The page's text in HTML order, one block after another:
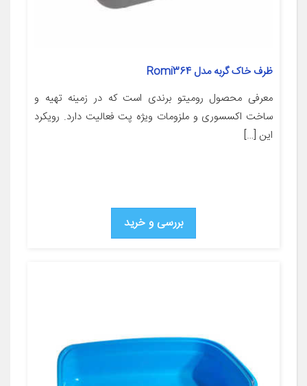
ظرف خاک گربه مدل Romi364
معرفی محصول رومیتو برندی است که در زمینه تهیه و
ساخت اکسسوری و ملزومات ویژه پت فعالیت دارد. رویکرد
این […]
بررسی و خرید